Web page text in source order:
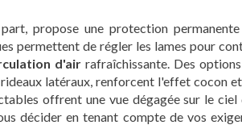
propose une protection
permettent de régler les lames pour
d'air rafraîchissante. Des
latéraux, renforcent l'effet cocon
offrent une vue dégagée sur le
décider en tenant compte de vos